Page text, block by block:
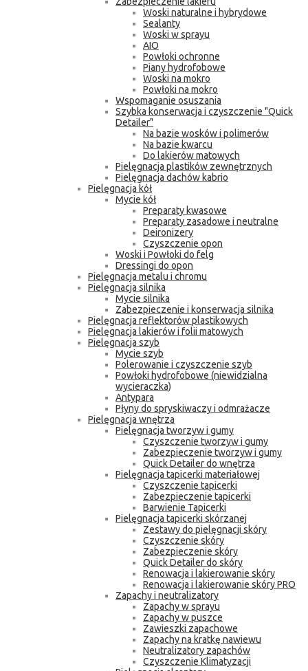
Woski naturalne i hybrydowe
Sealanty
Woski w sprayu
AIO
Powłoki ochronne
Piany hydrofobowe
Woski na mokro
Powłoki na mokro
Wspomaganie osuszania
Szybka konserwacja i czyszczenie "Quick
Detailer"
Na bazie wosków i polimerów
Na bazie kwarcu
Do lakierów matowych
Pielęgnacja plastików zewnętrznych
Pielęgnacja dachów kabrio
Pielęgnacja kół
Mycie kół
Preparaty kwasowe
Preparaty zasadowe i neutralne
Deironizery
Czyszczenie opon
Woski i Powłoki do felg
Dressingi do opon
Pielęgnacja metalu i chromu
Pielęgnacja silnika
Mycie silnika
Zabezpieczenie i konserwacja silnika
Pielęgnacja reflektorów plastikowych
Pielęgnacja lakierów i folii matowych
Pielęgnacja szyb
Mycie szyb
Polerowanie i czyszczenie szyb
Powłoki hydrofobowe (niewidzialna
wycieraczka)
Antypara
Płyny do spryskiwaczy i odmrażacze
Pielęgnacja wnętrza
Pielęgnacja tworzyw i gumy
Czyszczenie tworzyw i gumy
Zabezpieczenie tworzyw i gumy
Quick Detailer do wnętrza
Pielęgnacja tapicerki materiałowej
Czyszczenie tapicerki
Zabezpieczenie tapicerki
Barwienie Tapicerki
Pielęgnacja tapicerki skórzanej
Zestawy do pielęgnacji skóry
Czyszczenie skóry
Zabezpieczenie skóry
Quick Detailer do skóry
Renowacja i lakierowanie skóry
Renowacja i lakierowanie skóry PRO
Zapachy i neutralizatory
Zapachy w sprayu
Zapachy w puszce
Zawieszki zapachowe
Zapachy na kratkę nawiewu
Neutralizatory zapachów
Czyszczenie Klimatyzacji